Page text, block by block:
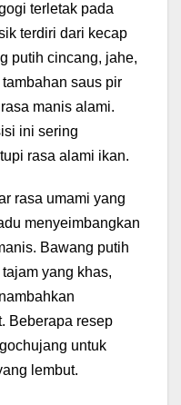
terletak pada
terdiri dari kecap
putih cincang, jahe,
saus pir
manis alami.
ini sering
rasa alami ikan.
rasa umami yang
menyeimbangkan
Bawang putih
yang khas,
Beberapa resep
untuk
lembut.